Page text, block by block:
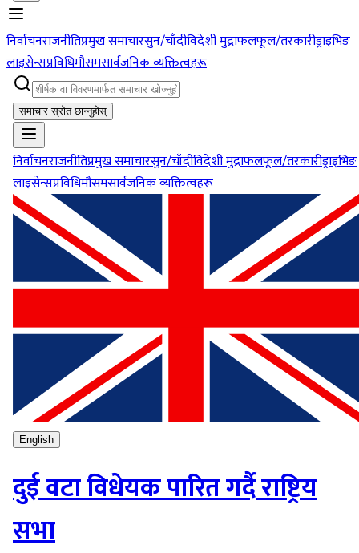
निर्वाचनराजनीतिप्रमुख समाचारसुन/चाँदीविदेशी मुद्राफलफूल/तरकारीड्राइभिङ
लाइसेन्सप्रविधिमौसमसार्वजनिक व्यक्तित्वहरू
समाचार स्रोत छान्नुहोस्
निर्वाचनराजनीतिप्रमुख समाचारसुन/चाँदीविदेशी मुद्राफलफूल/तरकारीड्राइभिङ
लाइसेन्सप्रविधिमौसमसार्वजनिक व्यक्तित्वहरू
English
दुई वटा विधेयक पारित गर्दै राष्ट्रिय
सभा